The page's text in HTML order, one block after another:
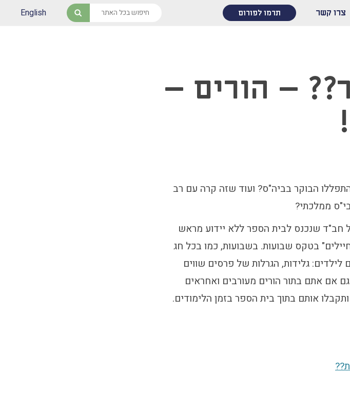
צרו קשר תרמו לפורום חיפוש English
– הורים –
הבוקר בביה"ס? ועוד שזה קרה עם רב
ממלכתי?
חב"ד שנכנס לבית הספר ללא יידוע מראש
בטקס שבועות. בשבועות, כמו בכל חג
גלידות, הגרלות של פרסים שווים
אם אתם בתור הורים מעורבים ואחראים
אותם בתוך בית הספר בזמן הלימודים.